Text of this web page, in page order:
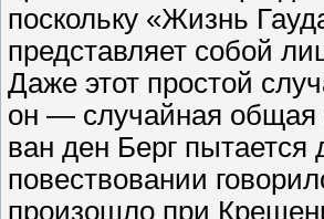
поскольку «Жизнь
представляет собой
Даже этот простой
он — случайная общая
ван ден Берг пытается
повествовании
произошло при